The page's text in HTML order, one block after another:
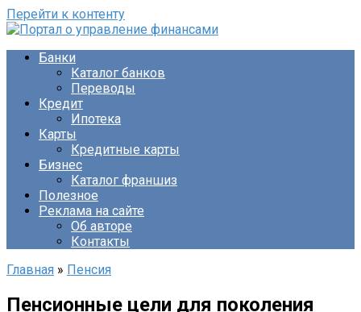
Перейти к контенту
Банки
Каталог банков
Переводы
Кредит
Ипотека
Карты
Кредитные карты
Бизнес
Каталог франшиз
Полезное
Реклама на сайте
Об авторе
Контакты
Главная » Пенсия
Пенсионные цели для поколения